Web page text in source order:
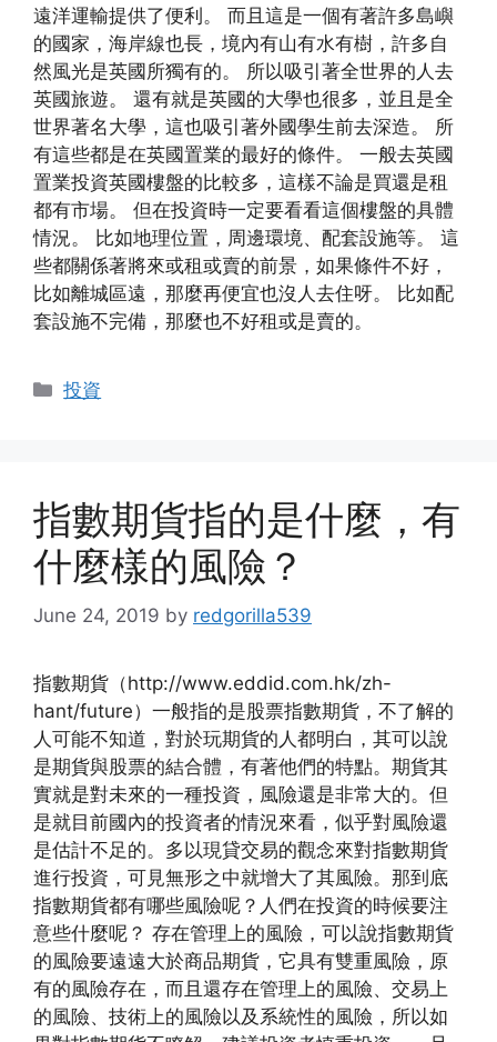
遠洋運輸提供了便利。 而且這是一個有著許多島嶼
的國家，海岸線也長，境內有山有水有樹，許多自
然風光是英國所獨有的。 所以吸引著全世界的人去
英國旅遊。 還有就是英國的大學也很多，並且是全
世界著名大學，這也吸引著外國學生前去深造。 所
有這些都是在英國置業的最好的條件。 一般去英國
置業投資英國樓盤的比較多，這樣不論是買還是租
都有市場。 但在投資時一定要看看這個樓盤的具體
情況。 比如地理位置，周邊環境、配套設施等。 這
些都關係著將來或租或賣的前景，如果條件不好，
比如離城區遠，那麼再便宜也沒人去住呀。 比如配
套設施不完備，那麼也不好租或是賣的。
Categories
投資
指數期貨指的是什麼，有
什麼樣的風險？
June 24, 2019 by redgorilla539
指數期貨（http://www.eddid.com.hk/zh-
hant/future）一般指的是股票指數期貨，不了解的
人可能不知道，對於玩期貨的人都明白，其可以說
是期貨與股票的結合體，有著他們的特點。期貨其
實就是對未來的一種投資，風險還是非常大的。但
是就目前國內的投資者的情況來看，似乎對風險還
是估計不足的。多以現貸交易的觀念來對指數期貨
進行投資，可見無形之中就增大了其風險。那到底
指數期貨都有哪些風險呢？人們在投資的時候要注
意些什麼呢？ 存在管理上的風險，可以說指數期貨
的風險要遠遠大於商品期貨，它具有雙重風險，原
有的風險存在，而且還存在管理上的風險、交易上
的風險、技術上的風險以及系統性的風險，所以如